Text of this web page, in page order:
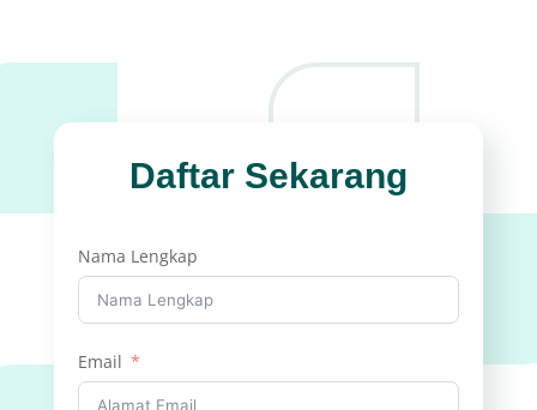
Daftar Sekarang
Nama Lengkap
Email